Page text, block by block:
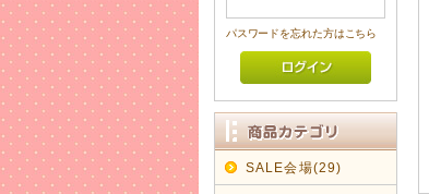
パスワードを忘れた方はこちら
SALE会場(29)